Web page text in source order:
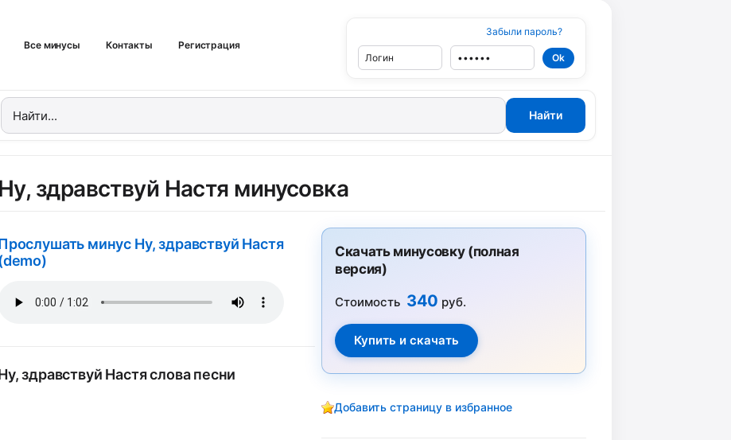
Все минусы Контакты Регистрация
Забыли пароль?
Ну, здравствуй Настя минусовка
минус Ну, здравствуй Настя
здравствуй Настя слова песни
Скачать минусовку (полная
версия)
Стоимость 340 руб.
Добавить страницу в избранное